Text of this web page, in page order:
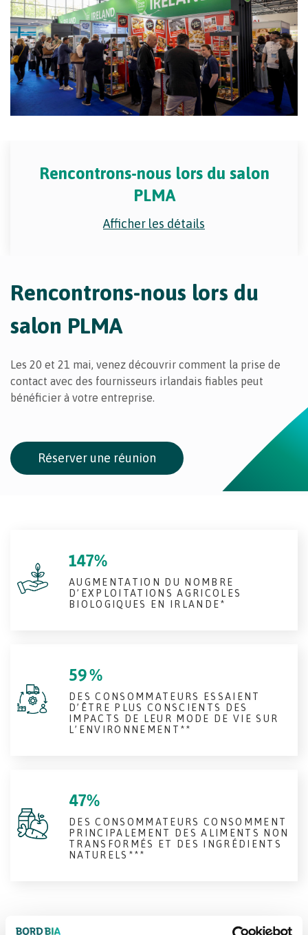
Rencontrons-nous lors du salon
PLMA
Afficher les détails
Rencontrons-nous lors du
salon PLMA
Les 20 et 21 mai, venez découvrir comment la prise de
contact avec des fournisseurs irlandais fiables peut
bénéficier à votre entreprise.
Réserver une réunion
147%
AUGMENTATION DU NOMBRE
D’EXPLOITATIONS AGRICOLES
BIOLOGIQUES EN IRLANDE*
59 %
DES CONSOMMATEURS ESSAIENT
D’ÊTRE PLUS CONSCIENTS DES
IMPACTS DE LEUR MODE DE VIE SUR
L’ENVIRONNEMENT**
47%
DES CONSOMMATEURS CONSOMMENT
PRINCIPALEMENT DES ALIMENTS NON
TRANSFORMÉS ET DES INGRÉDIENTS
NATURELS***